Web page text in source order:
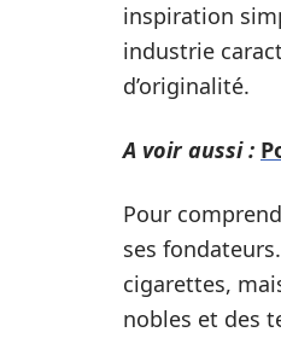
inspiration
industrie
d’originalité.
A voir aussi :
Pour
ses
cigarettes,
nobles et des